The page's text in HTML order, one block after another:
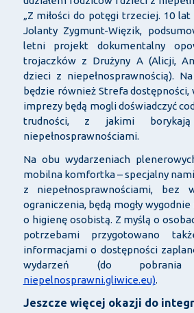
„Z miłości do potęgi trzeciej. 10
Jolanty Zygmunt-Więzik,
letni projekt dokumentalny
trojaczków z Drużyny A (Alicji,
dzieci z niepełnosprawnością).
będzie również Strefa
imprezy będą mogli doświadczyć
trudności, z jakimi
niepełnosprawnościami.
Na obu wydarzeniach
mobilna komfortka – specjalny
z niepełnosprawnościami, bez
ograniczenia, będą mogły
o higienę osobistą. Z myślą o
potrzebami przygotowano
informacjami o dostępności
wydarzeń (do
niepelnosprawni.gliwice.eu).
Jeszcze więcej okazji do